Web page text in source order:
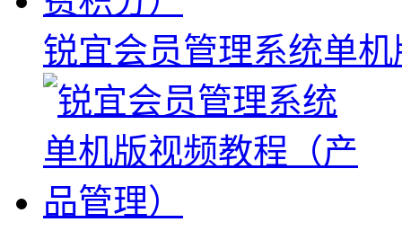
锐宜会员管理系统单